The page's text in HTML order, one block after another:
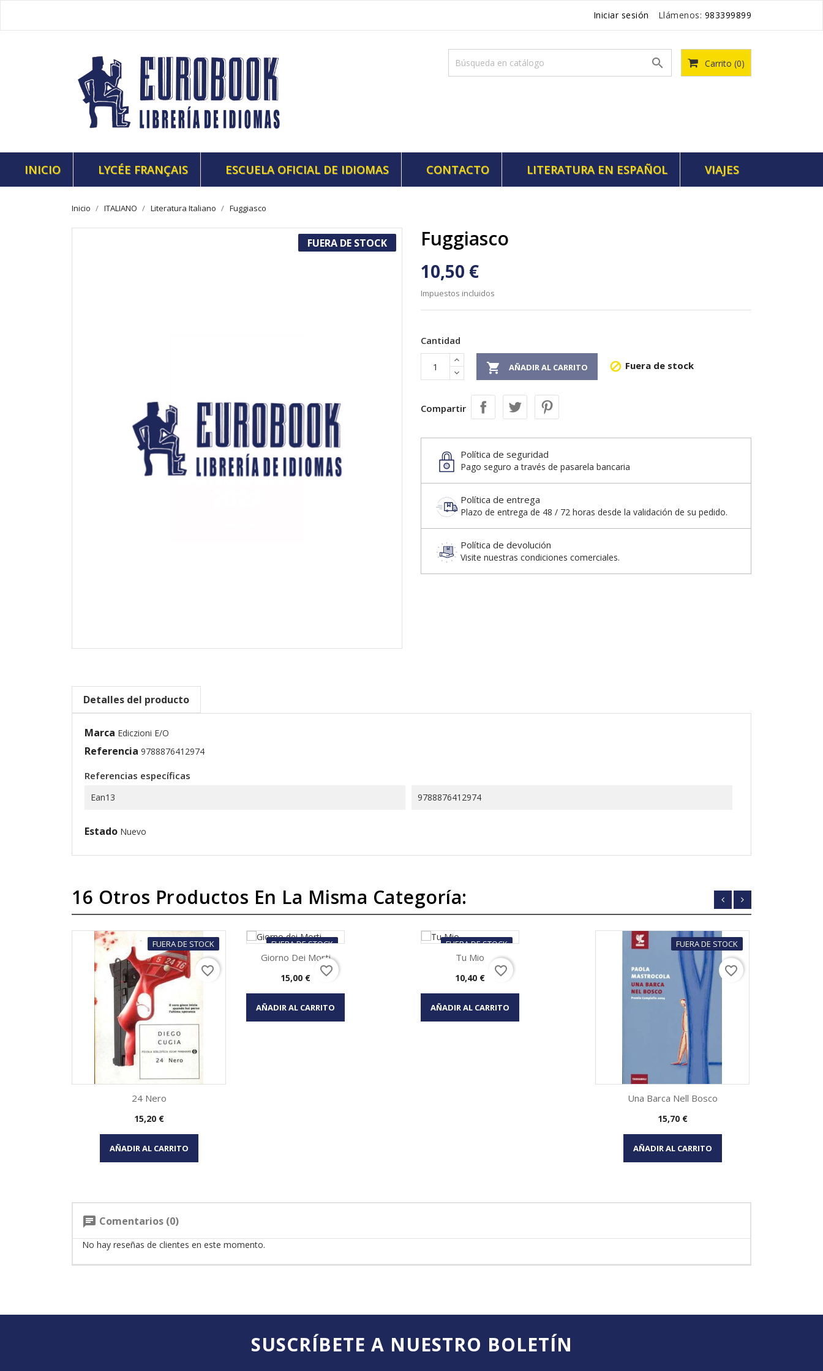
Iniciar sesión Llámenos: 983399899
Carrito (0)

INICIO LYCÉE FRANÇAIS ESCUELA OFICIAL DE IDIOMAS CONTACTO LITERATURA EN ESPAÑOL VIAJES
Inicio ITALIANO Literatura Italiano Fuggiasco
FUERA DE STOCK Fuggiasco
10,50 €
Impuestos incluidos
Cantidad
 AÑADIR AL CARRITO  Fuera de stock
Compartir
Política de seguridad
Pago seguro a través de pasarela bancaria
Política de entrega
Plazo de entrega de 48 / 72 horas desde la validación de su pedido.
Política de devolución
Visite nuestras condiciones comerciales.
Detalles del producto
Marca Ediczioni E/O
Referencia 9788876412974
Referencias específicas
Ean13 9788876412974
Estado Nuevo
16 Otros Productos En La Misma Categoría:
FUERA DE STOCK
Vista rápida
24 Nero
Precio
15,20 €
AÑADIR AL CARRITO
favorite_border
FUERA DE STOCK
Vista rápida
Giorno Dei Morti
Precio
15,00 €
AÑADIR AL CARRITO
favorite_border
FUERA DE STOCK
Vista rápida
Tu Mio
Precio
10,40 €
AÑADIR AL CARRITO
favorite_border
FUERA DE STOCK
Vista rápida
Una Barca Nell Bosco
Precio
15,70 €
AÑADIR AL CARRITO
favorite_border
chat Comentarios (0)
No hay reseñas de clientes en este momento.
SUSCRÍBETE A NUESTRO BOLETÍN